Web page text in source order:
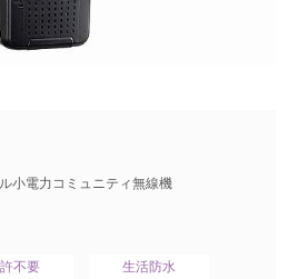
小電力コミュニティ無線機
不要 生活防水